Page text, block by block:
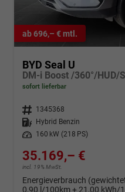
ab 696,– € mtl.
BYD Seal U
DM-i Boost /360°/HUD/
sofort lieferbar
Fahrzeugnr. 1345368
Kraftstoff
Hybrid Benzin
Leistung
160 kW (218 PS)
35.169,– €
incl. 19% MwSt.
Energieverbrauch
0,90 l/100km + 21,00 kWh/